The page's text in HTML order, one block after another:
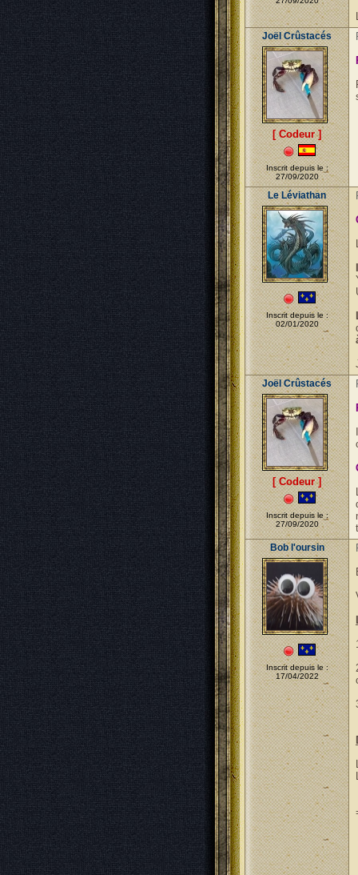
Joël Crûstacés
[ Codeur ]
Inscrit depuis le :
27/09/2020
Le Léviathan
Inscrit depuis le :
02/01/2020
Joël Crûstacés
[ Codeur ]
Inscrit depuis le :
27/09/2020
Bob l'oursin
Inscrit depuis le :
17/04/2022